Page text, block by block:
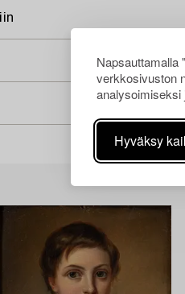
Napsauttamalla
verkkosivuston
Hyväksy